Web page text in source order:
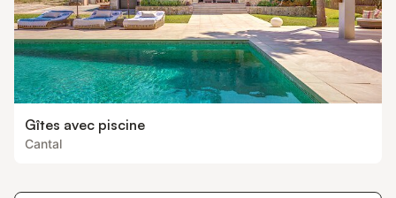
Gîtes avec piscine
Cantal